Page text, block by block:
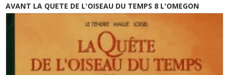
AVANT LA QUETE DE L'OISEAU DU TEMPS 8 L'OMEGON